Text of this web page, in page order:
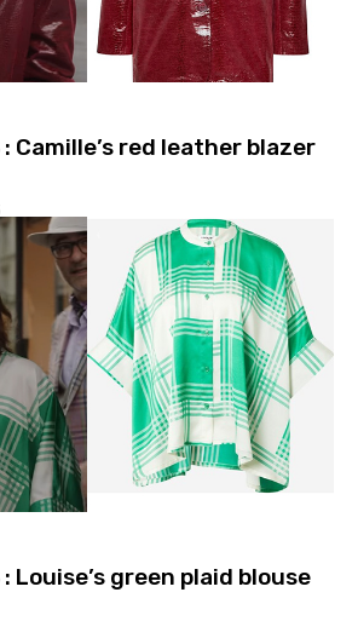
: Camille’s red leather blazer
: Louise’s green plaid blouse